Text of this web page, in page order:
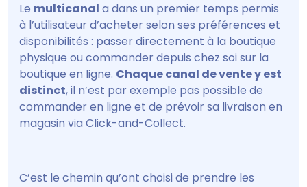
Le multicanal a dans un premier temps permis
à l’utilisateur d’acheter selon ses préférences et
disponibilités : passer directement à la boutique
physique ou commander depuis chez soi sur la
boutique en ligne. Chaque canal de vente y est
distinct, il n’est par exemple pas possible de
commander en ligne et de prévoir sa livraison en
magasin via Click-and-Collect.
C’est le chemin qu’ont choisi de prendre les